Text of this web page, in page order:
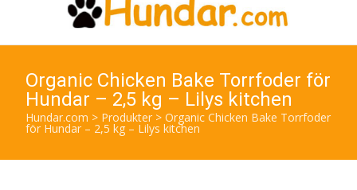
Organic Chicken Bake Torrfoder för
Hundar – 2,5 kg – Lilys kitchen
Hundar.com > Produkter > Organic Chicken Bake Torrfoder
för Hundar – 2,5 kg – Lilys kitchen